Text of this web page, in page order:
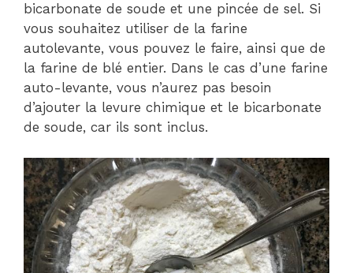
bicarbonate de soude et une pincée de sel. Si
vous souhaitez utiliser de la farine
autolevante, vous pouvez le faire, ainsi que de
la farine de blé entier. Dans le cas d’une farine
auto-levante, vous n’aurez pas besoin
d’ajouter la levure chimique et le bicarbonate
de soude, car ils sont inclus.